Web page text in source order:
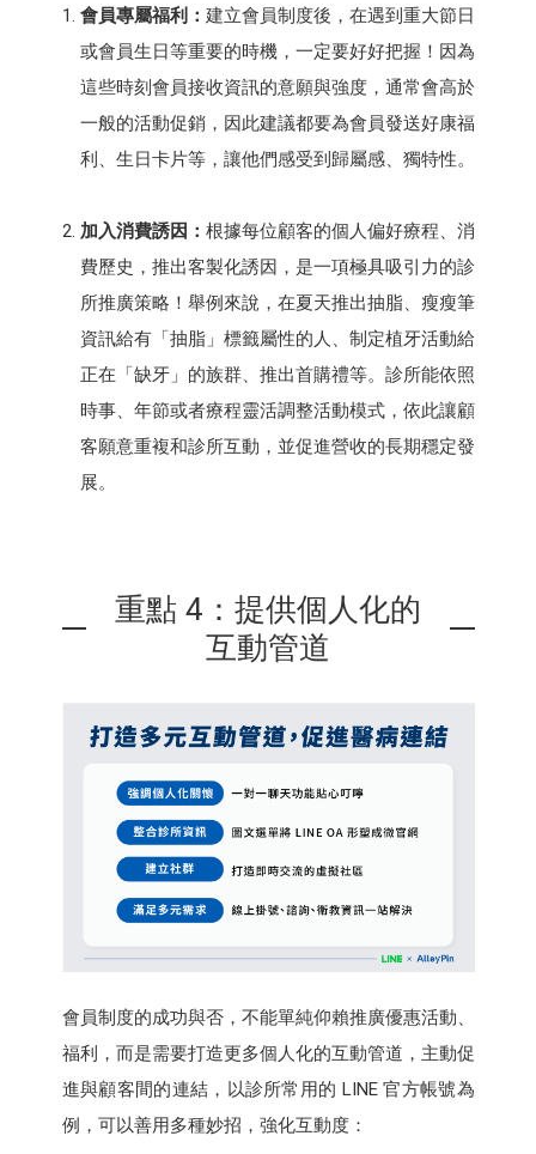
會員專屬福利： 建立會員制度後，在遇到重大節日
或會員生日等重要的時機，一定要好好把握！因為
這些時刻會員接收資訊的意願與強度，通常會高於
一般的活動促銷，因此建議都要為會員發送好康福
利、生日卡片等，讓他們感受到歸屬感、獨特性。
加入消費誘因： 根據每位顧客的個人偏好療程、消
費歷史，推出客製化誘因，是一項極具吸引力的診
所推廣策略！舉例來說，在夏天推出抽脂、瘦瘦筆
資訊給有「抽脂」標籤屬性的人、制定植牙活動給
正在「缺牙」的族群、推出首購禮等。診所能依照
時事、年節或者療程靈活調整活動模式，依此讓顧
客願意重複和診所互動，並促進營收的長期穩定發
展。
重點 4：提供個人化的
互動管道
會員制度的成功與否，不能單純仰賴推廣優惠活動、
福利，而是需要打造更多個人化的互動管道，主動促
進與顧客間的連結，以診所常用的 LINE 官方帳號為
例，可以善用多種妙招，強化互動度：